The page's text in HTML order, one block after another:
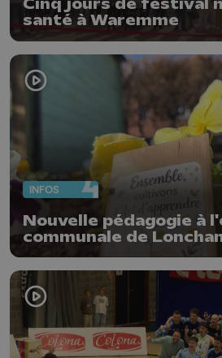
Cinq jours de festival
santé à Waremme
INFOS
Nouvelle pédagogie à
communale de